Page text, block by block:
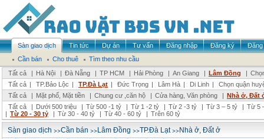
Sàn giao dịch Tin tức Dự án Tư vấn Đăng nhập Đăng ký
Đăng
Cần bán
Cho thuê
Tìm theo nhu cầu
Tất cả
| Hà Nội | Đà Nẵng | TP HCM | Hải Phòng | An Giang | Lâm Đồng |
Tất cả | TP.Bảo Lộc | TP.Đà Lạt | Đức Trọng | Lâm Hà | Di Linh |
Chọn quận
Tất cả
| Mặt phố, Mặt tiền | Chung cư ,căn hộ | Cửa hàng, Văn phòng | Nhà ở, Đất
Tất cả
| Dưới 500 triệu | Từ 500 -1 tỷ | Từ 1 -2 tỷ | Từ 2 -3 tỷ | Từ 3 – 5 tỷ | Từ 5
| Từ 20 - 30 tỷ | Từ 30 - 40 tỷ | Từ 40 - 60 tỷ | Trên 60 tỷ
Sàn giao dịch >>Cần bán >>Lâm Đồng >>TP.Đà Lạt>>Nhà ở, Đất ở